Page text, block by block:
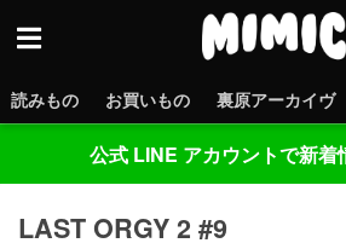
読みもの お買いもの 裏原アーカイヴ
公式 LINE アカウントで新着
LAST ORGY 2 #9